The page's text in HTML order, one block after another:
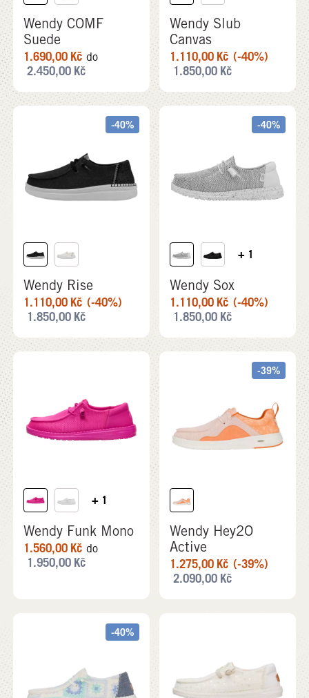
Wendy COMF
Suede
1.690,00 Kč do
2.450,00 Kč
Wendy Slub
Canvas
1.110,00 Kč (-40%)
1.850,00 Kč
-40%
Wendy Rise
1.110,00 Kč (-40%)
1.850,00 Kč
-40%
+ 1
Wendy Sox
1.110,00 Kč (-40%)
1.850,00 Kč
+ 1
Wendy Funk Mono
1.560,00 Kč do
1.950,00 Kč
-39%
Wendy Hey2O
Active
1.275,00 Kč (-39%)
2.090,00 Kč
-40%